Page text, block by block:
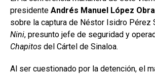
presidente Andrés Manuel López
sobre la captura de Néstor Isidro Pérez
Nini, presunto jefe de seguridad y
Chapitos del Cártel de Sinaloa.
Al ser cuestionado por la detención, el